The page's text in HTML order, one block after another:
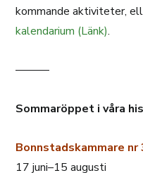
kommande aktiviteter,
kalendarium (Länk).
———
Sommaröppet i våra
Bonnstadskammare nr
17 juni–15 augusti